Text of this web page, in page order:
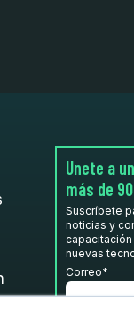
Unete a
más de
Suscríbete
noticias y
nuevas
Correo*